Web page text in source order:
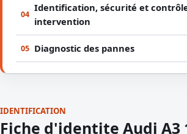
04
Identification, sécurité et
intervention
05 Diagnostic des pannes
IDENTIFICATION
Fiche d'identite Audi A3